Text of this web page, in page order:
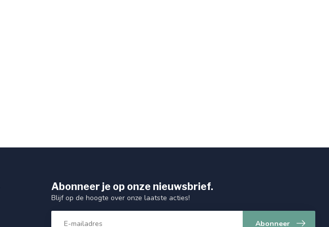
Abonneer je op onze nieuwsbrief.
Blijf op de hoogte over onze laatste acties!
Abonneer